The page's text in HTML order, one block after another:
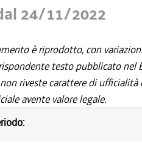
24/11/2022
è riprodotto, con
testo pubblicato nel
riveste carattere di
avente valore legale.